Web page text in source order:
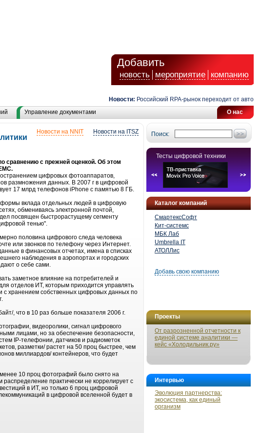
Добавить
новость мероприятие компанию
Новости: Российский RPA-рынок переходит от
О нас
Управление документами
Поиск:
Тесты цифровой техники
Каталог компаний
СмартексСофт
Кит-системс
МБК Лаб
Umbrella IT
АТОЛЛис
Добавь свою компанию
Проекты
От разрозненной отчетности к
единой системе аналитики —
кейс «Холодильник.ру»
Интервью
Эволюция партнерства:
экосистема, как единый
организм
Новости на ITSZ
Новости на NNIT
сравнению с прежней оценкой. Об этом
цифровых фотоаппаратов,
размножения данных. В 2007 г в цифровой
17 млрд телефонов iPhone с памятью 8 ГБ.
формы вклада отдельных людей в цифровую
обмениваясь электронной почтой,
посвящен быстрорастущему сегменту
тенью".
половина цифрового следа человека
или звонков по телефону через Интернет.
в финансовых отчетах, имена в списках
наблюдения в аэропортах и городских
о себе сами.
заметное влияние на потребителей и
отделов ИТ, которым приходится управлять
хранением собственных цифровых данных по
, что в 10 раз больше показателя 2006 г.
видеоролики, сигнал цифрового
лицами, но за обеспечение безопасности,
IP-телефонии, датчиков и радиометок
разметки/ растет на 50 проц быстрее, чем
миллиардов/ контейнеров, что будет
10 проц фотографий было снято на
практически не коррелирует с
в ИТ, но только 6 проц цифровой
в цифровой вселенной будет в